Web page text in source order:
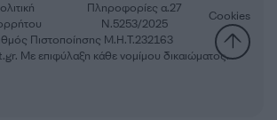
Πιστοποίησης Μ.Η.Τ.232163
Πληροφορίες α.27
Ν.5253/2025
Cookies
Με επιφύλαξη κάθε νομίμου δικαιώματος.